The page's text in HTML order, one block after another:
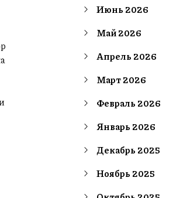
Июнь 2026
Май 2026
Апрель 2026
Март 2026
Февраль 2026
Январь 2026
Декабрь 2025
Ноябрь 2025